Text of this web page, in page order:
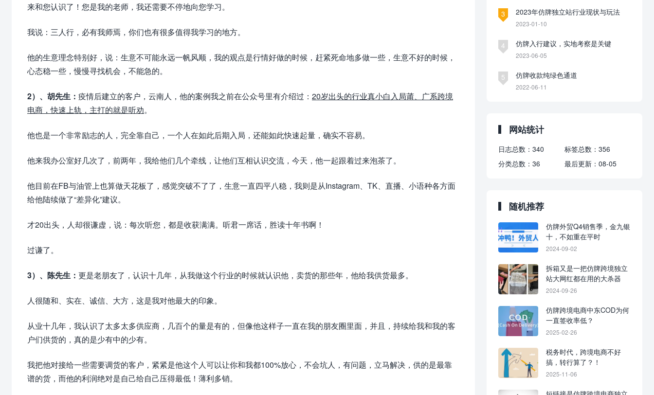
来和您认识了！您是我的老师，我还需要不停地向您学习。
我说：三人行，必有我师焉，你们也有很多值得我学习的地方。
他的生意理念特别好，说：生意不可能永远一帆风顺，我的观点是行情好做的时候，赶紧死命地多做一些，生意不好的时候，
心态稳一些，慢慢寻找机会，不能急的。
2）、胡先生： 疫情后建立的客户，云南人，他的案例我之前在公众号里有介绍过： 20岁出头的行业真小白入局莆、广系跨境
电商，快速上轨，主打的就是听劝。
他也是一个非常励志的人，完全靠自己，一个人在如此后期入局，还能如此快速起量，确实不容易。
他来我办公室好几次了，前两年，我给他们几个牵线，让他们互相认识交流，今天，他一起跟着过来泡茶了。
他目前在FB与油管上也算做天花板了，感觉突破不了了，生意一直四平八稳，我则是从Instagram、TK、直播、小语种各方面
给他陆续做了“差异化”建议。
才20出头，人却很谦虚，说：每次听您，都是收获满满。听君一席话，胜读十年书啊！
过谦了。
3）、陈先生： 更是老朋友了，认识十几年，从我做这个行业的时候就认识他，卖货的那些年，他给我供货最多。
人很随和、实在、诚信、大方，这是我对他最大的印象。
从业十几年，我认识了太多太多供应商，几百个的量是有的，但像他这样子一直在我的朋友圈里面，并且，持续给我和我的客
户们供货的，真的是少有中的少有。
我把他对接给一些需要调货的客户，紧紧是他这个人可以让你和我都100%放心，不会坑人，有问题，立马解决，供的是最靠
谱的货，而他的利润绝对是自己给自己压得最低！薄利多销。
3 2023年仿牌独立站行业现状与玩法
2023-01-10
4 仿牌入行建议，实地考察是关键
2023-06-05
5 仿牌收款纯绿色通道
2022-06-11
网站统计
日志总数： 340 标签总数： 356
分类总数： 36 最后更新： 08-05
随机推荐
仿牌外贸Q4销售季，金九银
十，不如重在平时
2024-09-02
拆箱又是一把仿牌跨境独立
站大网红都在用的大杀器
2024-09-26
仿牌跨境电商中东COD为何
一直签收率低？
2025-02-26
税务时代，跨境电商不好
搞，转行算了？！
2025-11-06